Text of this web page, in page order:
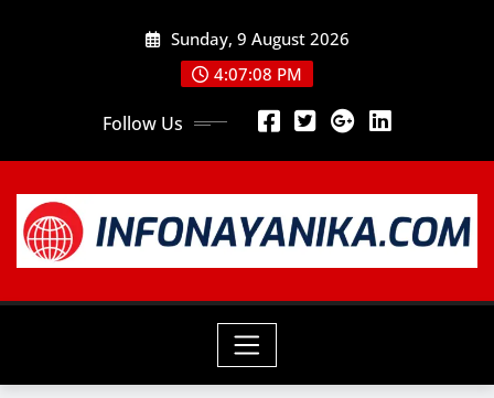
Sunday, 9 August 2026
4:07:09 PM
Follow Us